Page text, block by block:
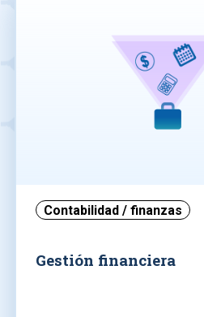
Contabilidad / finanzas
Gestión financiera